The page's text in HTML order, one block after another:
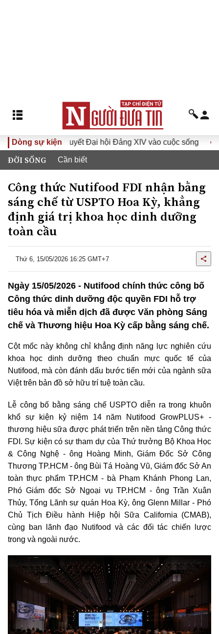
Dòng sự kiện
Nghị quyết Đại hội Đảng XIV vào cuộc sống Hướng tới
ĐỜI SỐNG Cần biết
Công thức Nutifood FDI nhận bằng
sáng chế từ USPTO Hoa Kỳ, khẳng
định giá trị khoa học dinh dưỡng
toàn cầu
Thứ 6, 15/05/2026 16:25 GMT+7
Ngày 15/05/2026 - Nutifood chính thức công bố
Công thức dinh dưỡng độc quyền FDI hỗ trợ
tiêu hóa và miễn dịch đã được Văn phòng Sáng
chế và Thương hiệu Hoa Kỳ cấp bằng sáng chế.
Cột mốc này không chỉ khẳng định năng lực nghiên cứu
khoa học dinh dưỡng theo chuẩn mực quốc tế của
Nutifood, mà còn đánh dấu bước tiến mới của ngành sữa
Việt trên bản đồ sở hữu trí tuệ toàn cầu.
Lễ công bố bằng sáng chế USPTO diễn ra trong khuôn
khổ sự kiện kỷ niệm 14 năm Nutifood GrowPLUS+ -
thương hiệu sữa được phát triển trên nền tảng Công thức
FDI. Sự kiện có sự tham dự của Thứ trưởng Bộ Khoa Học
& Công Nghệ - ông Hoàng Minh, Giám Đốc Sở Công
Thương TP.HCM - ông Bùi Tá Hoàng Vũ, Giám đốc Sở An
toàn thực phẩm TP.HCM - bà Phạm Khánh Phong Lan,
Phó Giám đốc Sở Ngoại vụ TP.HCM - ông Trần Xuân
Thủy, Tổng Lãnh sự quán Hoa Kỳ, ông Glenn Millar - Phó
Chủ Tịch Điều hành Hiệp hội Sữa California (CMAB),
cùng ban lãnh đạo Nutifood và các đối tác chiến lược
trong và ngoài nước.